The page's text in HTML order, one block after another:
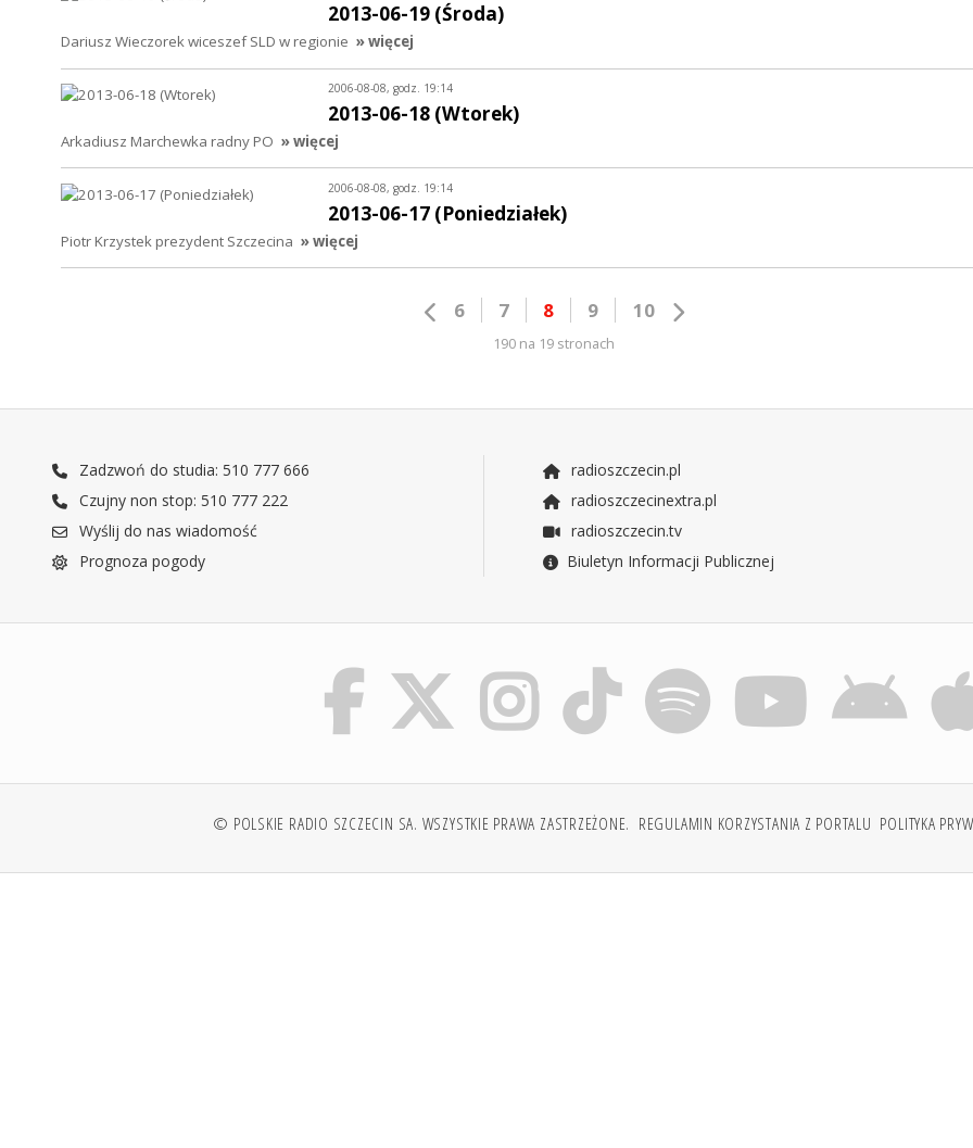
2013-06-19 (Środa)
Dariusz Wieczorek wiceszef SLD w regionie » więcej
2006-08-08, godz. 19:14
2013-06-18 (Wtorek)
Arkadiusz Marchewka radny PO » więcej
2006-08-08, godz. 19:14
2013-06-17 (Poniedziałek)
Piotr Krzystek prezydent Szczecina » więcej
6 7 8 9 10
190 na 19 stronach
Zadzwoń do studia: 510 777 666
Czujny non stop: 510 777 222
Wyślij do nas wiadomość
Prognoza pogody
radioszczecin.pl
radioszczecinextra.pl
radioszczecin.tv
Biuletyn Informacji Publicznej
© POLSKIE RADIO SZCZECIN SA. WSZYSTKIE PRAWA ZASTRZEŻONE. REGULAMIN KORZYSTANIA Z PORTALU POLITYKA